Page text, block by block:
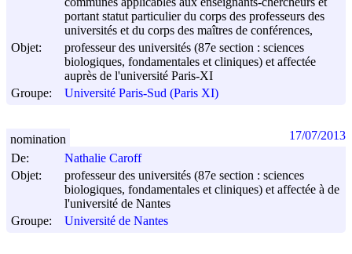
portant statut particulier du corps des professeurs des
universités et du corps des maîtres de conférences,
Objet:
professeur des universités (87e section : sciences
biologiques, fondamentales et cliniques) et affectée
auprès de l'université Paris-XI
Groupe:
Université Paris-Sud (Paris XI)
De:
Nathalie Caroff
Objet:
professeur des universités (87e section : sciences
biologiques, fondamentales et cliniques) et affectée à de
l'université de Nantes
Groupe:
Université de Nantes
nomination 17/07/2013